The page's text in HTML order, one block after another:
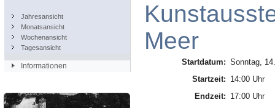
Jahresansicht
Monatsansicht
Wochenansicht
Tagesansicht
Informationen
Meer
Startdatum: Sonntag,
Startzeit: 14:00 Uhr
Endzeit: 17:00 Uhr